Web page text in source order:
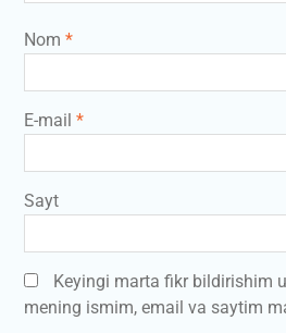
Nom *
E-mail *
Sayt
Keyingi marta fikr bildirishim
mening ismim, email va saytim